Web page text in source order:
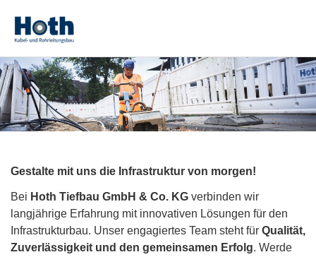
Gestalte mit uns die Infrastruktur von morgen!
Bei Hoth Tiefbau GmbH & Co. KG verbinden wir
langjährige Erfahrung mit innovativen Lösungen für den
Infrastrukturbau. Unser engagiertes Team steht für Qualität,
Zuverlässigkeit und den gemeinsamen Erfolg. Werde